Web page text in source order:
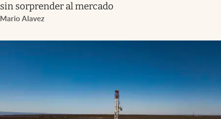
sin sorprender al mercado
Mario Alavez